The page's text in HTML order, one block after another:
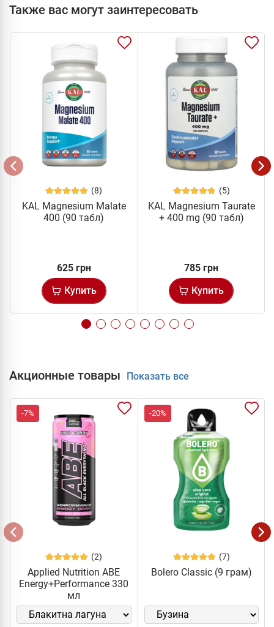
Также вас могут заинтересовать
(8)
KAL Magnesium Malate
400 (90 табл)
625 грн
Купить
(5)
KAL Magnesium Taurate
+ 400 mg (90 табл)
785 грн
Купить
Акционные товары Показать все
-7%
(2)
Applied Nutrition ABE
Energy+Performance 330
мл
-20%
(7)
Bolero Classic (9 грам)